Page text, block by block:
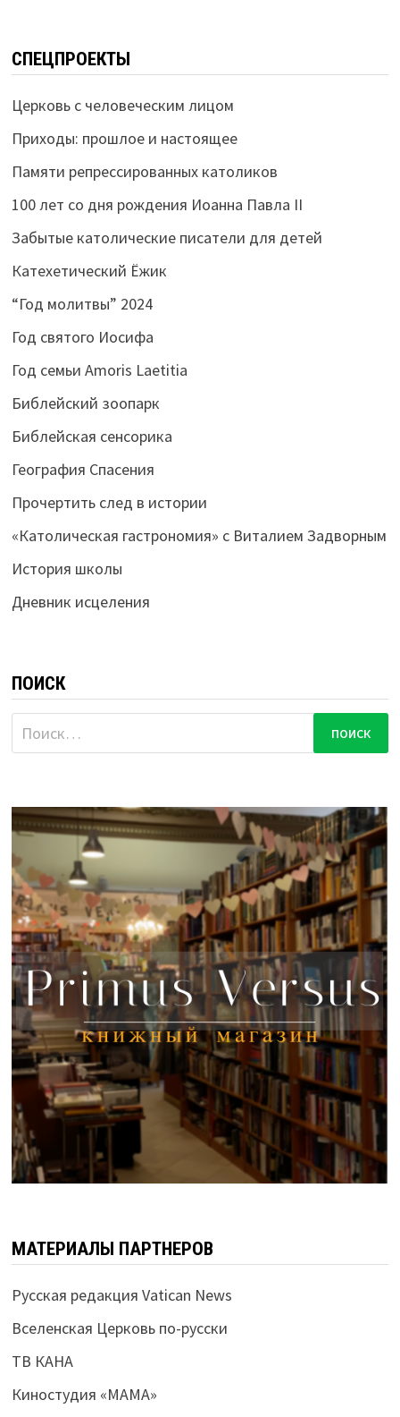
СПЕЦПРОЕКТЫ
Церковь с человеческим лицом
Приходы: прошлое и настоящее
Памяти репрессированных католиков
100 лет со дня рождения Иоанна Павла II
Забытые католические писатели для детей
Катехетический Ёжик
“Год молитвы” 2024
Год святого Иосифа
Год семьи Amoris Laetitia
Библейский зоопарк
Библейская сенсорика
География Спасения
Прочертить след в истории
«Католическая гастрономия» с Виталием Задворным
История школы
Дневник исцеления
ПОИСК
Найти:
МАТЕРИАЛЫ ПАРТНЕРОВ
Русская редакция Vatican News
Вселенская Церковь по-русски
ТВ КАНА
Киностудия «МАМА»